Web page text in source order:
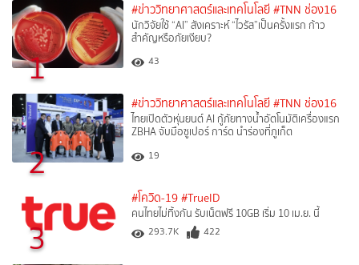
1
#ข่าววิทยาศาสตร์และเทคโนโลยี #TNN ช่อง16
นักวิจัยใช้ “AI” สังเคราะห์ “ไวรัส”เป็นครั้งแรก ก้าว
สำคัญหรือภัยเงียบ?
43
2
#ข่าววิทยาศาสตร์และเทคโนโลยี #TNN ช่อง16
ไทยเปิดตัวหุ่นยนต์ AI กู้ภัยทางน้ำอัตโนมัติเครื่องแรก
ZBHA จับมือซูเปอร์ การ์ด นำร่องที่ภูเก็ต
19
3
#โควิด-19 #TrueID
คนไทยไม่ทิ้งกัน รับเน็ตฟรี 10GB เริ่ม 10 เม.ย. นี้
293.7K 422